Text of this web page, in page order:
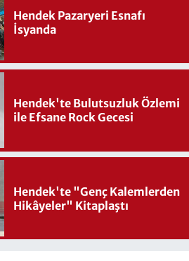
Hendek Pazaryeri Esnafı
İsyanda
Hendek'te Bulutsuzluk Özlemi
ile Efsane Rock Gecesi
Hendek'te "Genç Kalemlerden
Hikâyeler" Kitaplaştı